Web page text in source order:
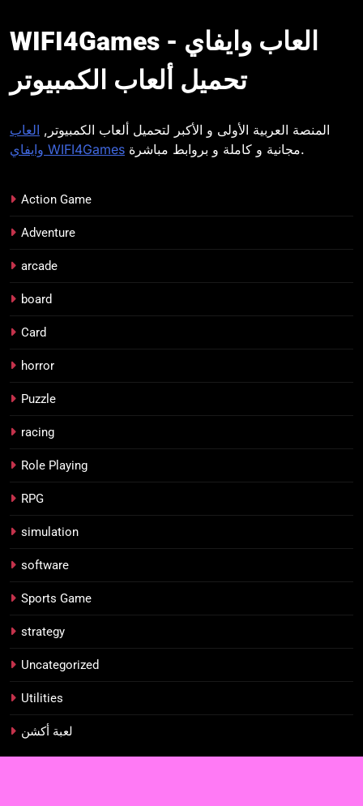
WIFI4Games العاب
وايفايWIFI4Games العاب وايفاي -
تحميل ألعاب الكمبيوتر
المنصة العربية الأولى و الأكبر لتحميل ألعاب الكمبيوتر, العاب
وايفاي WIFI4Games
مجانية و كاملة و بروابط مباشرة.
Action Game
Adventure
arcade
board
Card
horror
Puzzle
racing
Role Playing
RPG
simulation
software
Sports Game
strategy
Uncategorized
Utilities
لعبة أكشن